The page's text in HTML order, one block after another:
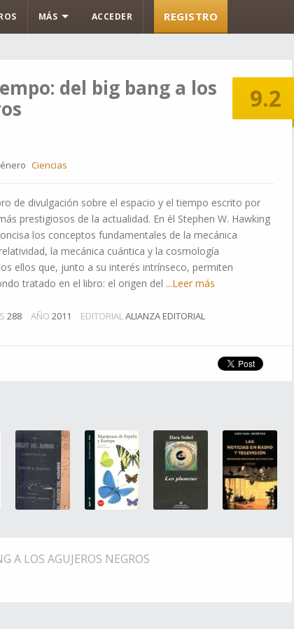
MÁS ACCEDER REGISTRO
9.2
del big bang a los
Ciencias
de divulgación sobre el espacio y el tiempo escrito por
prestigiosos de la actualidad. En él Stephen W. Hawking
los conceptos fundamentales de la mecánica
la mecánica cuántica y la cosmología
ellos que, junto a su interés intrínseco, permiten
tratado en el libro: el origen del ...Leer más
288 AÑO 2011 EDITORIALALIANZA EDITORIAL
A LOS AGUJEROS NEGROS